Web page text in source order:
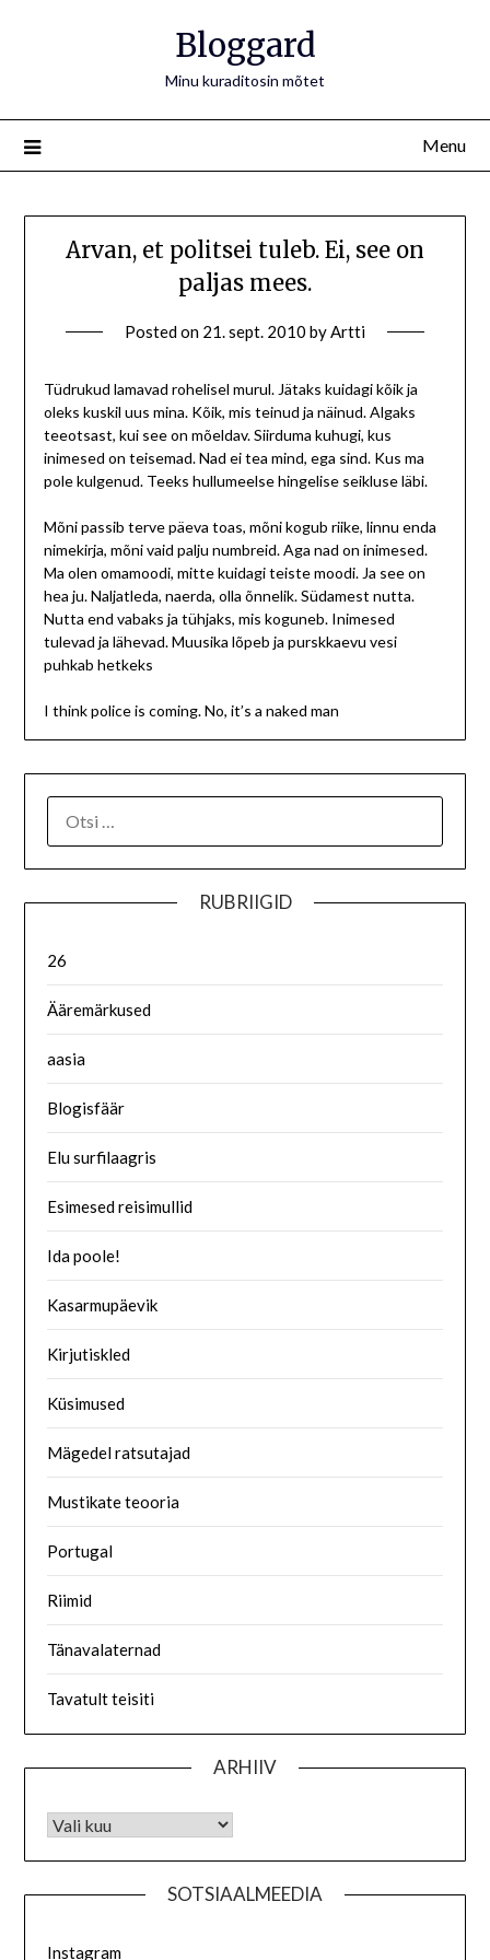
Bloggard
Minu kuraditosin mõtet
Menu
Arvan, et politsei tuleb. Ei, see on
paljas mees.
Posted on 21. sept. 2010 byArtti
Tüdrukud lamavad rohelisel murul. Jätaks kuidagi kõik ja
oleks kuskil uus mina. Kõik, mis teinud ja näinud. Algaks
teeotsast, kui see on mõeldav. Siirduma kuhugi, kus
inimesed on teisemad. Nad ei tea mind, ega sind. Kus ma
pole kulgenud. Teeks hullumeelse hingelise seikluse läbi.
Mõni passib terve päeva toas, mõni kogub riike, linnu enda
nimekirja, mõni vaid palju numbreid. Aga nad on inimesed.
Ma olen omamoodi, mitte kuidagi teiste moodi. Ja see on
hea ju. Naljatleda, naerda, olla õnnelik. Südamest nutta.
Nutta end vabaks ja tühjaks, mis koguneb. Inimesed
tulevad ja lähevad. Muusika lõpeb ja purskkaevu vesi
puhkab hetkeks
I think police is coming. No, it’s a naked man
RUBRIIGID
26
Ääremärkused
aasia
Blogisfäär
Elu surfilaagris
Esimesed reisimullid
Ida poole!
Kasarmupäevik
Kirjutiskled
Küsimused
Mägedel ratsutajad
Mustikate teooria
Portugal
Riimid
Tänavalaternad
Tavatult teisiti
ARHIIV
SOTSIAALMEEDIA
Instagram